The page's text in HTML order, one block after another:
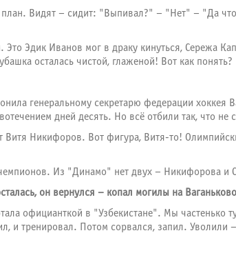
план. Видят – сидит: "Выпивал?" – "Нет" – "Да
Эдик Иванов мог в драку кинуться, Сережа
осталась чистой, глаженой! Вот как понять?
генеральному секретарю федерации
дней десять. Но всё отбили так, что не
Никифоров. Вот фигура, Витя-то!
чемпионов. Из "Динамо" нет двух – Никифорова
он вернулся – копал могилы на
официанткой в "Узбекистане". Мы частенько
и тренировал. Потом сорвался, запил.